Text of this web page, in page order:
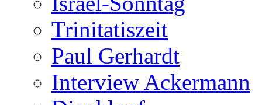
Trinitatiszeit
Paul Gerhardt
Interview Ackermann